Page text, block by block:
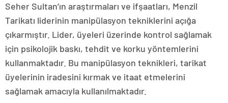
Seher Sultan’ın araştırmaları ve ifşaatları, Menzil
Tarikatı liderinin manipülasyon tekniklerini açığa
çıkarmıştır. Lider, üyeleri üzerinde kontrol sağlamak
için psikolojik baskı, tehdit ve korku yöntemlerini
kullanmaktadır. Bu manipülasyon teknikleri, tarikat
üyelerinin iradesini kırmak ve itaat etmelerini
sağlamak amacıyla kullanılmaktadır.